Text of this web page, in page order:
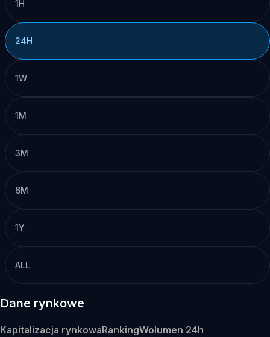
1H
24H
1W
1M
3M
6M
1Y
ALL
Dane rynkowe
Kapitalizacja rynkowaRankingWolumen 24h